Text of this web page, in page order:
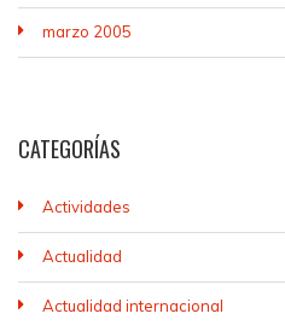
marzo 2005
CATEGORÍAS
Actividades
Actualidad
Actualidad internacional